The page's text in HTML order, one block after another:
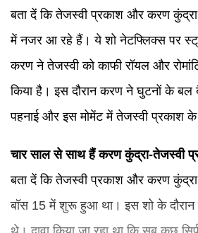
बता दें कि तेजस्वी प्रकाश और करण कुंद्रा
में नजर आ रहे हैं। ये शो नेटफ्लिक्स पर
करण ने तेजस्वी को काफी रॉयल और
किया है। इस दौरान करण ने घुटनों के बल
पहनाई और इस मोमेंट में तेजस्वी
चार साल से साथ हैं करण कुंद्रा-तेजस्वी
बता दें कि तेजस्वी प्रकाश और करण कुंद्रा
बॉस 15 में शुरू हुआ था। इस शो के दौरान